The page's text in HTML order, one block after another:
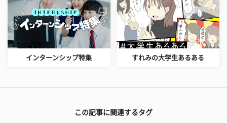
インターンシップ特集 すれみの大学生あるある
この記事に関連するタグ